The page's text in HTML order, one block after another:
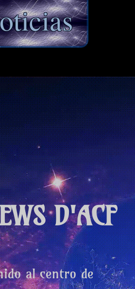
D'ACF
al centro de